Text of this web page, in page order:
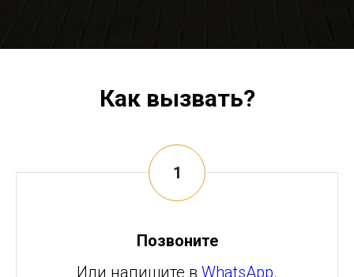
Как вызвать?
Позвоните
Или напишите в WhatsApp.